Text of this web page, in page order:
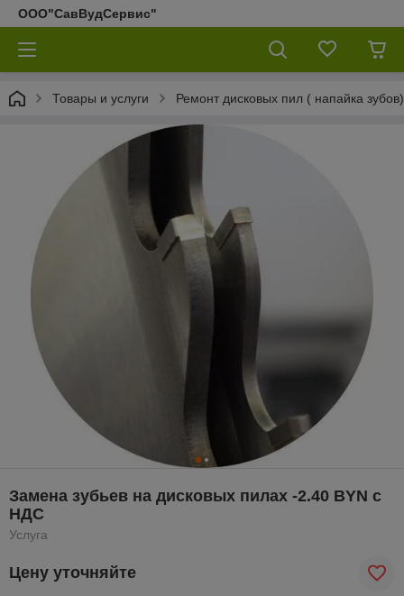
ООО"СавВудСервис"
Товары и услуги Ремонт дисковых пил ( напайка зубов)
Замена зубьев на дисковых пилах -2.40 BYN с
НДС
Услуга
Цену уточняйте